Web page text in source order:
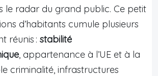
le radar du grand public. Ce petit
d’habitants cumule plusieurs
réunis : stabilité
, appartenance à l’UE et à la
criminalité, infrastructures